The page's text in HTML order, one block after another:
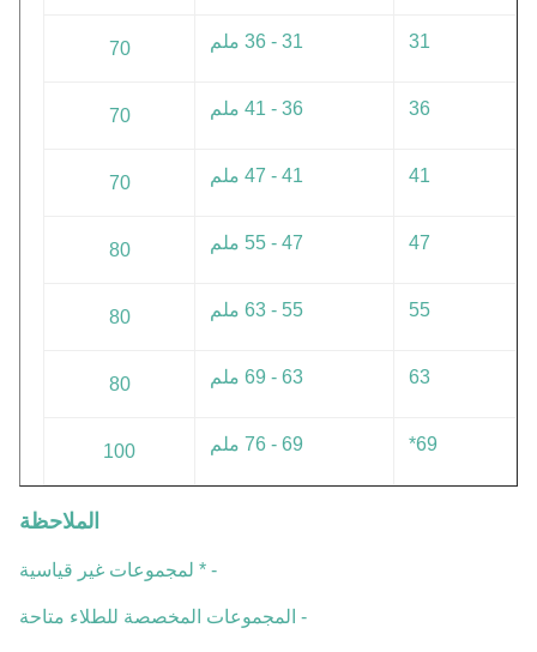
31 31 - 36 ملم 70
36 36 - 41 ملم 70
41 41 - 47 ملم 70
47 47 - 55 ملم 80
55 55 - 63 ملم 80
63 63 - 69 ملم 80
69* 69 - 76 ملم 100
الملاحظة
- * لمجموعات غير قياسية
- المجموعات المخصصة للطلاء متاحة